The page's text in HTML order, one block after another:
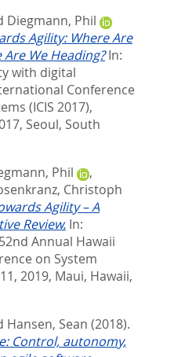
Diegmann, Phil
Agility: Where Are
We Heading? In:
with digital
Conference
(ICIS 2017),
Seoul, South
Phil
,
Christoph
Agility – A
Review. In:
Annual Hawaii
on System
2019, Maui, Hawaii,
Hansen, Sean (2018).
Control, autonomy,